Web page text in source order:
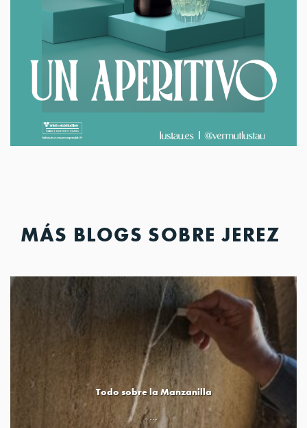
MÁS BLOGS SOBRE JEREZ
Todo sobre la Manzanilla
...